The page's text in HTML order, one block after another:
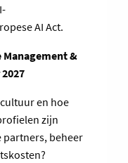
AI Act.
Management &
en hoe
zijn
partners, beheer